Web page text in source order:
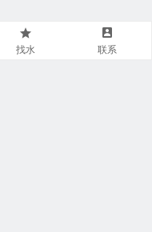
找水 联系